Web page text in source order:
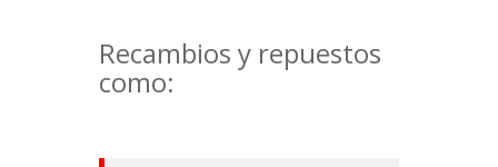
Recambios y repuestos
como: